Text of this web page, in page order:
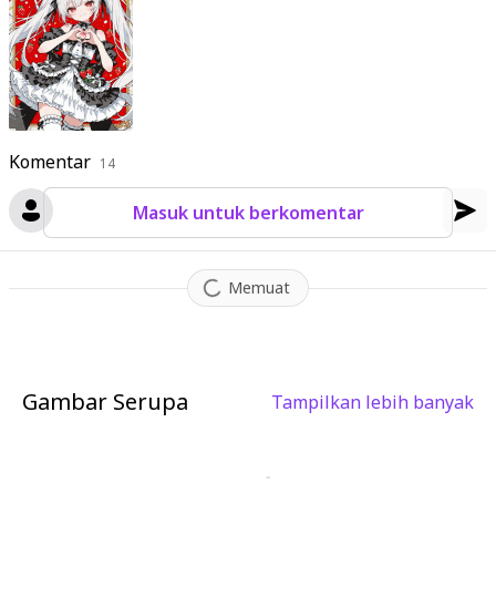
Komentar 14
Masuk untuk berkomentar
Memuat
Gambar Serupa Tampilkan lebih banyak